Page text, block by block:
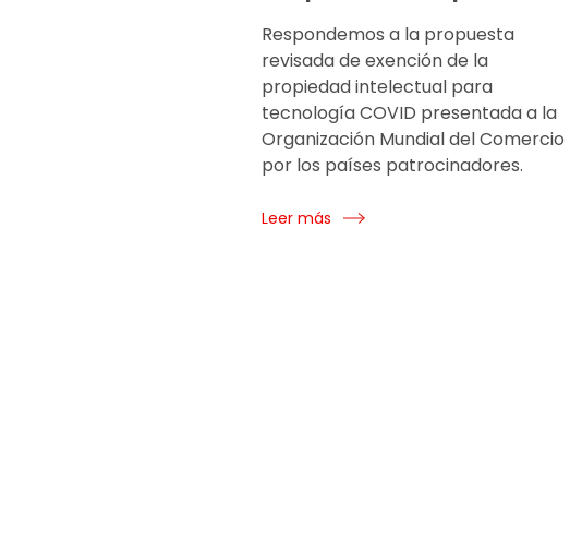
Respondemos a la propuesta
revisada de exención de la
propiedad intelectual para
tecnología COVID presentada a la
Organización Mundial del Comercio
por los países patrocinadores.
Leer más